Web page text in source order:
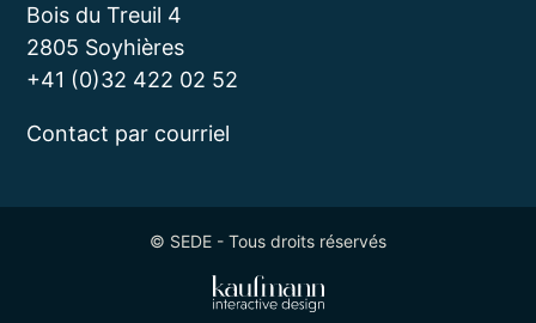
Bois du Treuil 4
2805 Soyhières
+41 (0)32 422 02 52
Contact par courriel
© SEDE - Tous droits réservés